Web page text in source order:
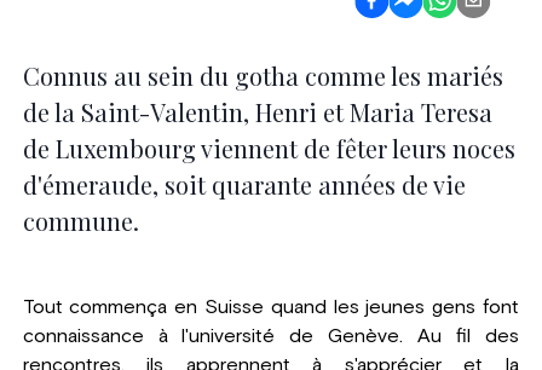
Connus au sein du gotha comme les mariés
de la Saint-Valentin, Henri et Maria Teresa
de Luxembourg viennent de fêter leurs noces
d'émeraude, soit quarante années de vie
commune.
Tout commença en Suisse quand les jeunes gens font
connaissance à l'université de Genève. Au fil des
rencontres, ils apprennent à s'apprécier et la